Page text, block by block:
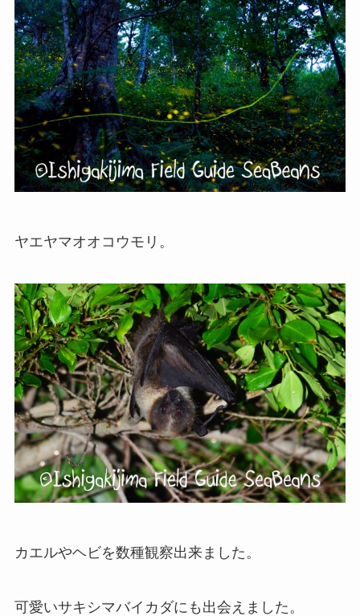
ヤエヤマオオコウモリ。
カエルやヘビを数種観察出来ました。
可愛いサキシマバイカダにも出会えました。